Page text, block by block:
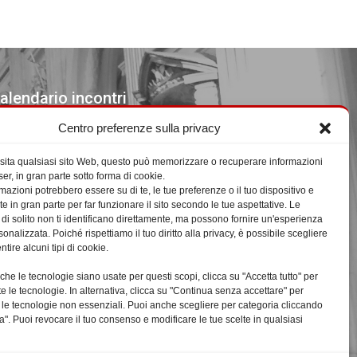
Centro preferenze sulla privacy
qualsiasi sito Web, questo può memorizzare o recuperare informazioni
in gran parte sotto forma di cookie.
potrebbero essere su di te, le tue preferenze o il tuo dispositivo e
in gran parte per far funzionare il sito secondo le tue aspettative. Le
solito non ti identificano direttamente, ma possono fornire un'esperienza
Poiché rispettiamo il tuo diritto alla privacy, è possibile scegliere
alcuni tipi di cookie.
le tecnologie siano usate per questi scopi, clicca su "Accetta tutto" per
le tecnologie. In alternativa, clicca su "Continua senza accettare" per
le tecnologie non essenziali. Puoi anche scegliere per categoria cliccando
Puoi revocare il tuo consenso e modificare le tue scelte in qualsiasi
incontri
LLUNEDÌ
MMARTEDÌ
MMERCOLEDÌ
GGIOVEDÌ
VVENERDÌ
SSABATO
DDOMENICA
2727
Luglio
2026
2828
Luglio
2026
2929
Luglio
2026
3030
Luglio
2026
3131
Luglio
2026
11
Agosto
2026
22
Agosto
2026
33
Agosto
44
Agosto
55
Agosto
66
Agosto
77
Agosto
88
Agosto
99
Agosto
1010
2026
1111
2026
1212
2026
1313
2026
1414
2026
1515
2026
1616
2026
Agosto
2026
Agosto
2026
Agosto
2026
Agosto
2026
Agosto
2026
Agosto
2026
Agosto
2026
2424
Agosto
2026
2525
Agosto
2026
2626
Agosto
2026
2727
Agosto
2026
2828
Agosto
2026
2929
Agosto
2026
3030
Agosto
2026
3131 11
22
33
44
55
Settembre
66
Settembre